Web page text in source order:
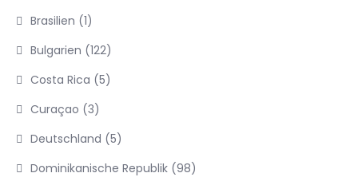
Brasilien (1)
Bulgarien (122)
Costa Rica (5)
Curaçao (3)
Deutschland (5)
Dominikanische Republik (98)